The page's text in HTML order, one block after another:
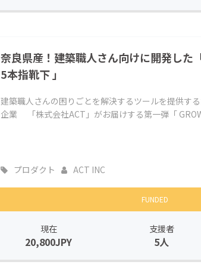
奈良県産！建築職人さん向けに開発した
5本指靴下 」
建築職人さんの困りごとを解決するツールを提供す
企業 「株式会社ACT」がお届けする第一弾「
プロダクト ACT INC
FUNDED
現在
20,800JPY
支援者
5人